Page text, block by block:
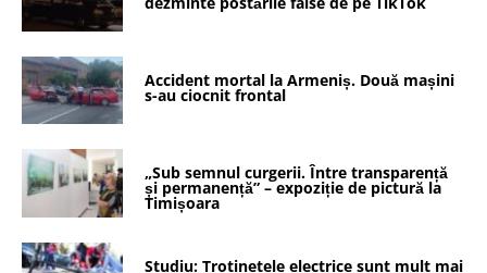
Accident mortal la Armeniș. Două mașini
s-au ciocnit frontal
„Sub semnul curgerii. Între transparență
și permanență” – expoziție de pictură la
Timișoara
Studiu: Trotinetele electrice sunt mult mai